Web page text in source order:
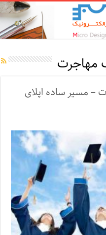
مهاجرت
– مسیر ساده اپلای